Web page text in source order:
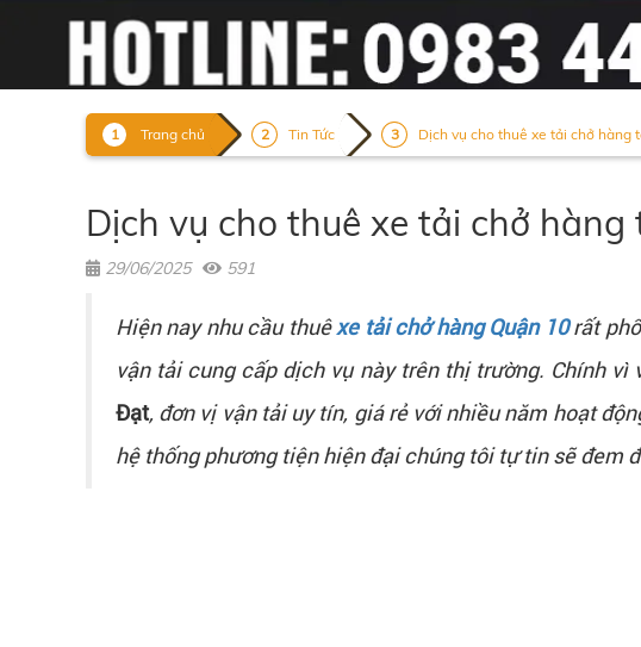
Trang chủ Tin Tức Dịch vụ cho thuê xe tải chở hàng
Dịch vụ cho thuê xe tải chở
29/06/2025 591
Hiện nay nhu cầu thuêxe tải chở hàng Quận 10rất
vận tải cung cấp dịch vụ này trên thị trường. Chính
Đạt, đơn vị vận tải uy tín, giá rẻ với nhiều năm hoạt
hệ thống phương tiện hiện đại chúng tôi tự tin sẽ đem